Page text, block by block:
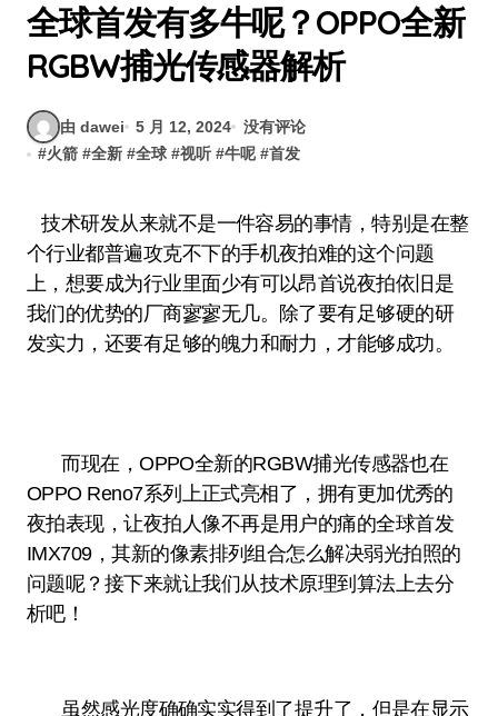
全球首发有多牛呢？OPPO全新
RGBW捕光传感器解析
由 dawei 5 月 12, 2024
没有评论
#火箭 #全新 #全球 #视听 #牛呢 #首发
技术研发从来就不是一件容易的事情，特别是在整
个行业都普遍攻克不下的手机夜拍难的这个问题
上，想要成为行业里面少有可以昂首说夜拍依旧是
我们的优势的厂商寥寥无几。除了要有足够硬的研
发实力，还要有足够的魄力和耐力，才能够成功。
而现在，OPPO全新的RGBW捕光传感器也在
OPPO Reno7系列上正式亮相了，拥有更加优秀的
夜拍表现，让夜拍人像不再是用户的痛的全球首发
IMX709，其新的像素排列组合怎么解决弱光拍照的
问题呢？接下来就让我们从技术原理到算法上去分
析吧！
虽然感光度确确实实得到了提升了，但是在显示